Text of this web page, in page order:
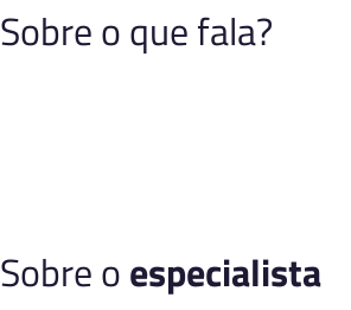
Sobre o que fala?
Sobre oespecialista